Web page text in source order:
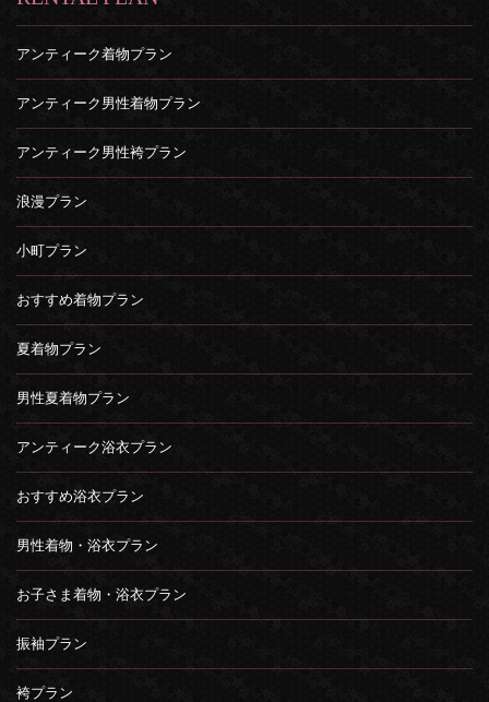
アンティーク着物プラン
アンティーク男性着物プラン
アンティーク男性袴プラン
浪漫プラン
小町プラン
おすすめ着物プラン
夏着物プラン
男性夏着物プラン
アンティーク浴衣プラン
おすすめ浴衣プラン
男性着物・浴衣プラン
お子さま着物・浴衣プラン
振袖プラン
袴プラン